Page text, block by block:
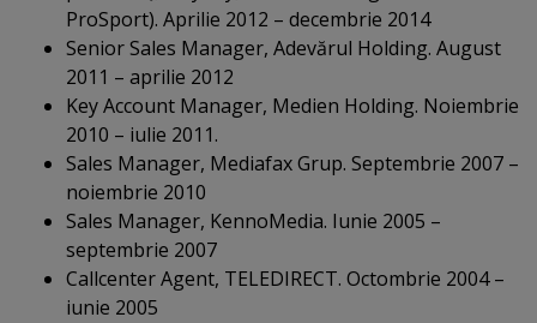
ProSport). Aprilie 2012 – decembrie 2014
Senior Sales Manager, Adevărul Holding. August
2011 – aprilie 2012
Key Account Manager, Medien Holding. Noiembrie
2010 – iulie 2011.
Sales Manager, Mediafax Grup. Septembrie 2007 –
noiembrie 2010
Sales Manager, KennoMedia. Iunie 2005 –
septembrie 2007
Callcenter Agent, TELEDIRECT. Octombrie 2004 –
iunie 2005